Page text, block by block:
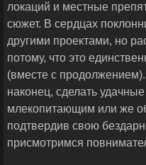
локаций и местные
сюжет. В сердцах
другими проектами, но
потому, что это
(вместе с
наконец, сделать
млекопитающим или же
подтвердив свою
присмотримся